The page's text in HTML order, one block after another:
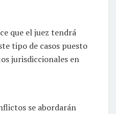
que el juez tendrá
tipo de casos puesto
jurisdiccionales en
se abordarán